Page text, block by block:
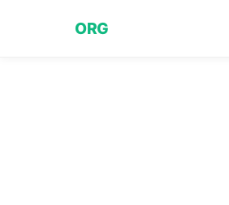
ORG